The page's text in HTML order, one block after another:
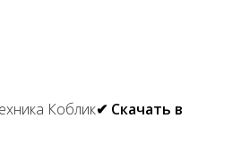
Коблик✔ Скачать в